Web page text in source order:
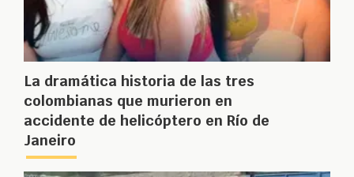
La dramática historia de las tres
colombianas que murieron en
accidente de helicóptero en Río de
Janeiro